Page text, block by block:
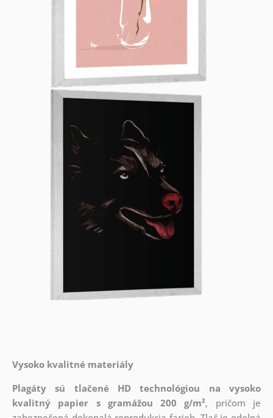
Vysoko kvalitné materiály
Plagáty sú tlačené HD technológiou na vysoko
kvalitný papier s gramážou 200 g/m², pričom je